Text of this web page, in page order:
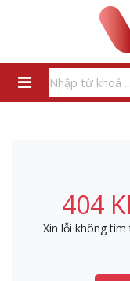
404
Xin lỗi không